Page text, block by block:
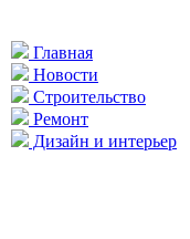
Главная
Новости
Строительство
Ремонт
Дизайн и интерьер